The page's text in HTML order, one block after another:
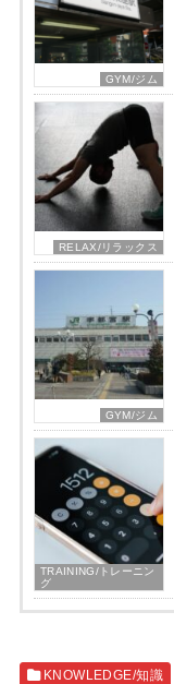
GYM/ジム
RELAX/リラックス
GYM/ジム
TRAINING/トレーニン
グ
KNOWLEDGE/知識